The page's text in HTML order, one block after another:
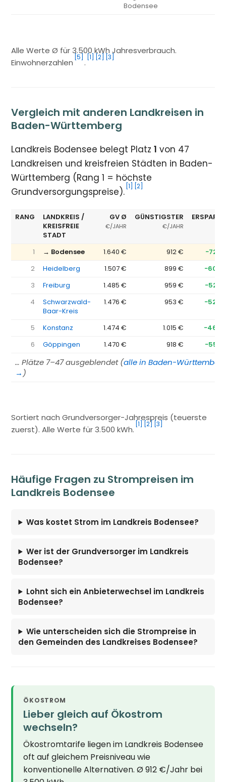
Bodensee
Alle Werte Ø für 3.500 kWh Jahresverbrauch.
Einwohnerzahlen
[5]
.
[1] [2] [3]
Vergleich mit anderen Landkreisen in
Baden-Württemberg
Landkreis Bodensee belegt Platz1 von 47
Landkreisen und kreisfreien Städten in Baden-
Württemberg (Rang 1 = höchste
Grundversorgungspreise). [1] [2]
RANG
LANDKREIS /
KREISFREIE
STADT
GV Ø
€/JAHR
GÜNSTIGSTER
€/JAHR
1 → Bodensee 1.640 € 912 €
−728
2
Heidelberg 1.507 € 899 €
−608
3
Freiburg 1.485 € 959 €
−526
4
Schwarzwald-
Baar-Kreis
1.476 € 953 € −524
5 Konstanz 1.474 € 1.015 €
−460
6
Göppingen 1.470 € 918 € −552
… Plätze 7–47 ausgeblendet (alle in Baden-
→ )
Sortiert nach Grundversorger-Jahrespreis (teuerste
zuerst). Alle Werte für 3.500 kWh.
[1] [2] [3]
Häufige Fragen zu Strompreisen im
Landkreis Bodensee
Was kostet Strom im Landkreis Bodensee?
Wer ist der Grundversorger im Landkreis
Bodensee?
Lohnt sich ein Anbieterwechsel im Landkreis
Bodensee?
Wie unterscheiden sich die Strompreise in
den Gemeinden des Landkreises Bodensee?
ÖKOSTROM
Lieber gleich auf Ökostrom
wechseln?
Ökostromtarife liegen im Landkreis Bodensee
oft auf gleichem Preisniveau wie
konventionelle Alternativen. Ø 912 €/Jahr bei